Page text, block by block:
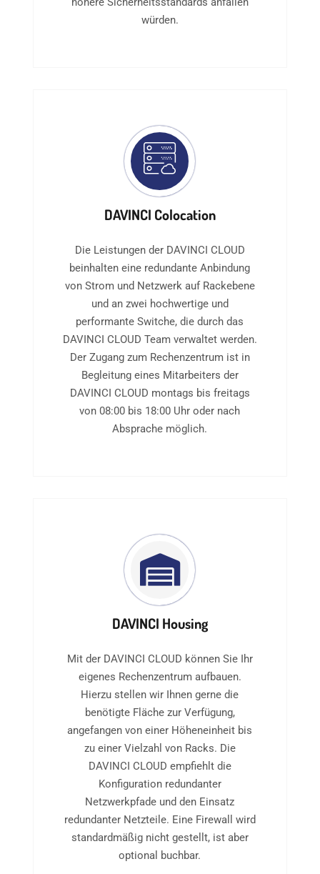
würden.
DAVINCI Colocation
Die Leistungen der DAVINCI CLOUD
beinhalten eine redundante Anbindung
von Strom und Netzwerk auf Rackebene
und an zwei hochwertige und
performante Switche, die durch das
DAVINCI CLOUD Team verwaltet werden.
Der Zugang zum Rechenzentrum ist in
Begleitung eines Mitarbeiters der
DAVINCI CLOUD montags bis freitags
von 08:00 bis 18:00 Uhr oder nach
Absprache möglich.
DAVINCI Housing
Mit der DAVINCI CLOUD können Sie Ihr
eigenes Rechenzentrum aufbauen.
Hierzu stellen wir Ihnen gerne die
benötigte Fläche zur Verfügung,
angefangen von einer Höheneinheit bis
zu einer Vielzahl von Racks. Die
DAVINCI CLOUD empfiehlt die
Konfiguration redundanter
Netzwerkpfade und den Einsatz
redundanter Netzteile. Eine Firewall wird
standardmäßig nicht gestellt, ist aber
optional buchbar.